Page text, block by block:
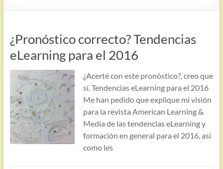
¿Pronóstico correcto? Tendencias
eLearning para el 2016
¿Acerté con este pronóstico?, creo que
sí. Tendencias eLearning para el 2016
Me han pedido que explique mi visión
para la revista American Learning &
Media de las tendencias eLearning y
formación en general para el 2016, así
como les